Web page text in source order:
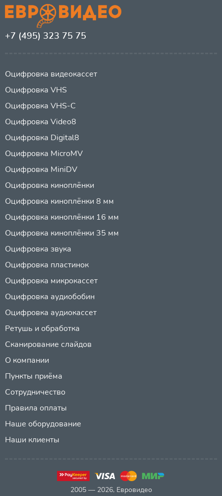
+7 (495) 323 75 75
Оцифровка видеокассет
Оцифровка VHS
Оцифровка VHS-C
Оцифровка Video8
Оцифровка Digital8
Оцифровка MicroMV
Оцифровка MiniDV
Оцифровка киноплёнки
Оцифровка киноплёнки 8 мм
Оцифровка киноплёнки 16 мм
Оцифровка киноплёнки 35 мм
Оцифровка звука
Оцифровка пластинок
Оцифровка микрокассет
Оцифровка аудиобобин
Оцифровка аудиокассет
Ретушь и обработка
Сканирование слайдов
О компании
Пункты приёма
Сотрудничество
Правила оплаты
Наше оборудование
Наши клиенты
2005 — 2026, Евровидео